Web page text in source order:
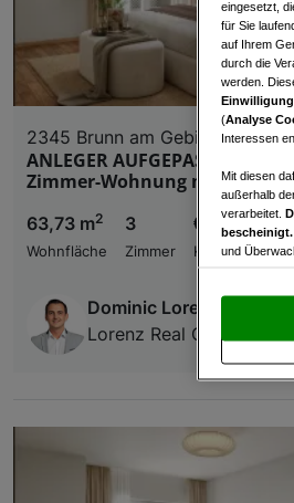
2345 Brunn am Gebirge
ANLEGER AUFGEPASST - JF2 -
Zimmer-Wohnung mit großem
63,73 m2
Wohnfläche
3
Zimmer
€
Kaufpreis
Dominic Lorenz
Lorenz Real Construct
eingesetzt,
für Sie
auf Ihrem
durch die
werden.
(Analyse
Interessen
Mit diesen
außerhalb
verarbeitet.
bescheinigt.
und
und
„Cookie
Verwendung
Zugriff auf